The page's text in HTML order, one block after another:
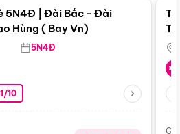
5N4Đ | Đài Bắc - Đài
Hùng ( Bay Vn)
5N4Đ
10